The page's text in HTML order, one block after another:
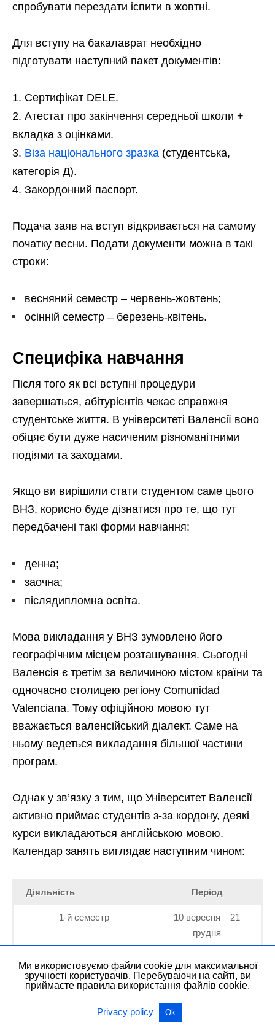
спробувати перездати іспити в жовтні.
Для вступу на бакалаврат необхідно
підготувати наступний пакет документів:
Сертифікат DELE.
Атестат про закінчення середньої школи +
вкладка з оцінками.
Віза національного зразка (студентська,
категорія Д).
Закордонний паспорт.
Подача заяв на вступ відкривається на самому
початку весни. Подати документи можна в такі
строки:
весняний семестр – червень-жовтень;
осінній семестр – березень-квітень.
Специфіка навчання
Після того як всі вступні процедури
завершаться, абітурієнтів чекає справжня
студентське життя. В університеті Валенсії воно
обіцяє бути дуже насиченим різноманітними
подіями та заходами.
Якщо ви вирішили стати студентом саме цього
ВНЗ, корисно буде дізнатися про те, що тут
передбачені такі форми навчання:
денна;
заочна;
післядипломна освіта.
Мова викладання у ВНЗ зумовлено його
географічним місцем розташування. Сьогодні
Валенсія є третім за величиною містом країни та
одночасно столицею регіону Comunidad
Valenciana. Тому офіційною мовою тут
вважається валенсійський діалект. Саме на
ньому ведеться викладання більшої частини
програм.
Однак у зв’язку з тим, що Університет Валенсії
активно приймає студентів з-за кордону, деякі
курси викладаються англійською мовою.
Календар занять виглядає наступним чином:
Діяльність Період
1-й семестр
10 вересня – 21
грудня
Перший семестр перша
8 – 25 січня
Ми використовуємо файли cookie для максимальної
зручності користувачів. Перебуваючи на сайті, ви
приймаєте правила використання файлів cookie.
Privacy policy Ok